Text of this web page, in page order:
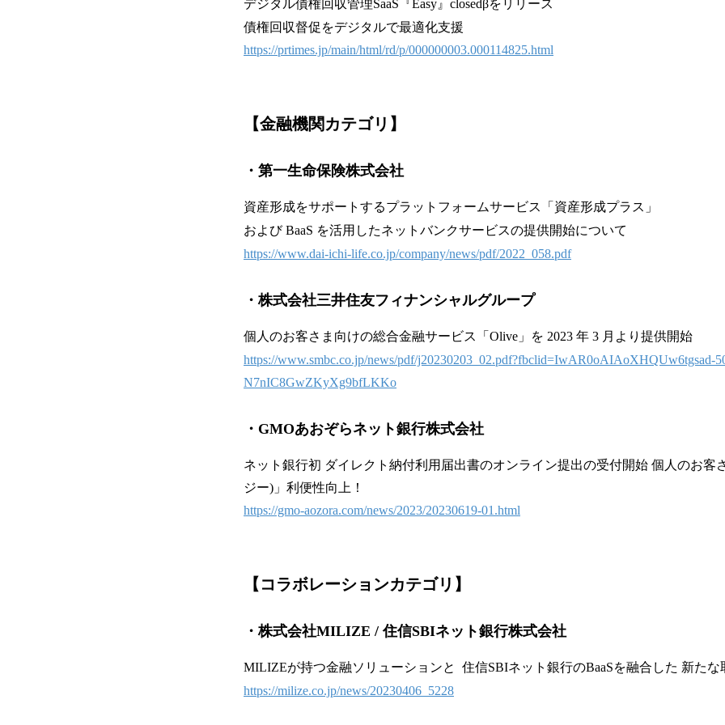
デジタル債権回収管理SaaS『Easy』closedβをリリース
債権回収督促をデジタルで最適化支援
https://prtimes.jp/main/html/rd/p/000000003.000114825.html
【金融機関カテゴリ 】
・第一生命保険株式会社
資産形成をサポートするプラットフォームサービス「資産形成プラス」
および BaaS を活用したネットバンクサービスの提供開始について
https://www.dai-ichi-life.co.jp/company/news/pdf/2022_058.pdf
・株式会社三井住友フィナンシャルグループ
個人のお客さま向けの総合金融サービス「Olive」を 2023 年 3 月より提供開始
https://www.smbc.co.jp/news/pdf/j20230203_02.pdf?fbclid=IwAR0oAIAoXHQUw6tgsad-
N7nIC8GwZKyXg9bfLKKo
・GMOあおぞらネット銀行株式会社
ネット銀行初 ダイレクト納付利用届出書のオンライン提出の受付開始 個人のお客
ジー)」利便性向上！
https://gmo-aozora.com/news/2023/20230619-01.html
【 コラボレーションカテゴリ 】
・株式会社MILIZE / 住信SBIネット銀行株式会社
MILIZEが持つ金融ソリューションと 住信SBIネット銀行のBaaSを融合した 新たな
https://milize.co.jp/news/20230406_5228